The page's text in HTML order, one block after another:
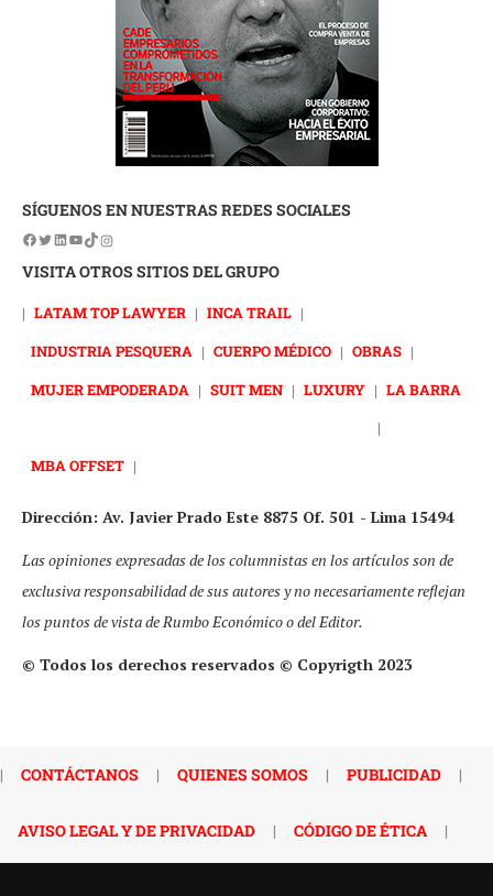
SÍGUENOS EN NUESTRAS REDES SOCIALES
VISITA OTROS SITIOS DEL GRUPO
| LATAM TOP LAWYER | INCA TRAIL |
INDUSTRIA PESQUERA | CUERPO MÉDICO | OBRAS |
MUJER EMPODERADA | SUIT MEN | LUXURY | LA BARRA
|
MBA OFFSET |
Dirección: Av. Javier Prado Este 8875 Of. 501 - Lima 15494
Las opiniones expresadas de los columnistas en los artículos son de
exclusiva responsabilidad de sus autores y no necesariamente reflejan
los puntos de vista de Rumbo Económico o del Editor.
© Todos los derechos reservados © Copyrigth 2023
| CONTÁCTANOS | QUIENES SOMOS | PUBLICIDAD |
AVISO LEGAL Y DE PRIVACIDAD | CÓDIGO DE ÉTICA |